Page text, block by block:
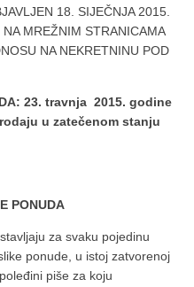
18. SIJEČNJA 2015.
MREŽNIM STRANICAMA
NA NEKRETNINU POD
23. travnja 2015. godine
u zatečenom stanju
PONUDA
za svaku pojedinu
ponude, u istoj zatvorenoj
piše za koju